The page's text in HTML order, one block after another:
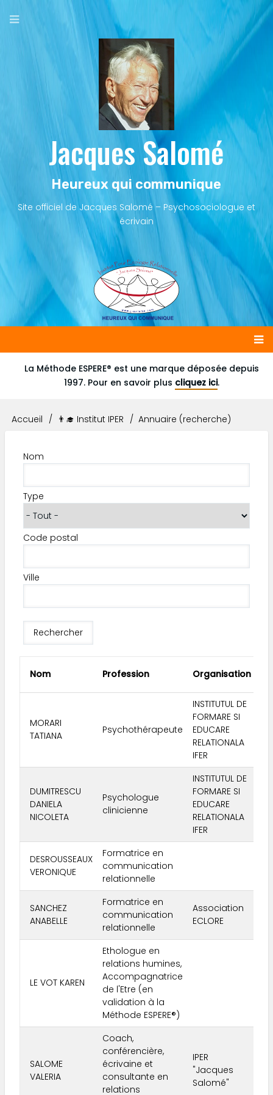
au
Jacques Salomé
Heureux qui communique
Site officiel de Jacques Salomé – Psychosociologue et
écrivain
Main
navigation
La Méthode ESPERE® est une marque déposée depuis
1997. Pour en savoir plus cliquez ici.
FilAccueil 👨‍🎓 Institut IPER Annuaire (recherche)
Nom
Type
Code postal
Ville
Nom Profession Organisation
MORARI
TATIANA
Psychothérapeute
INSTITUTUL DE
FORMARE SI
EDUCARE
RELATIONALA
IFER
DUMITRESCU
DANIELA
NICOLETA
Psychologue
clinicienne
INSTITUTUL DE
FORMARE SI
EDUCARE
RELATIONALA
IFER
DESROUSSEAUX
VERONIQUE
Formatrice en
communication
relationnelle
SANCHEZ
ANABELLE
Formatrice en
communication
relationnelle
Association
ECLORE
LE VOT KAREN
Ethologue en
relations humines,
Accompagnatrice
de l'Etre (en
validation à la
Méthode ESPERE®)
SALOME
VALERIA
Coach,
conférencière,
écrivaine et
consultante en
relations
IPER
"Jacques
Salomé"